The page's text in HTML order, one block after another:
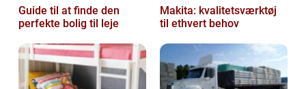
Guide til at finde den
perfekte bolig til leje
Makita: kvalitetsværktøj
til ethvert behov